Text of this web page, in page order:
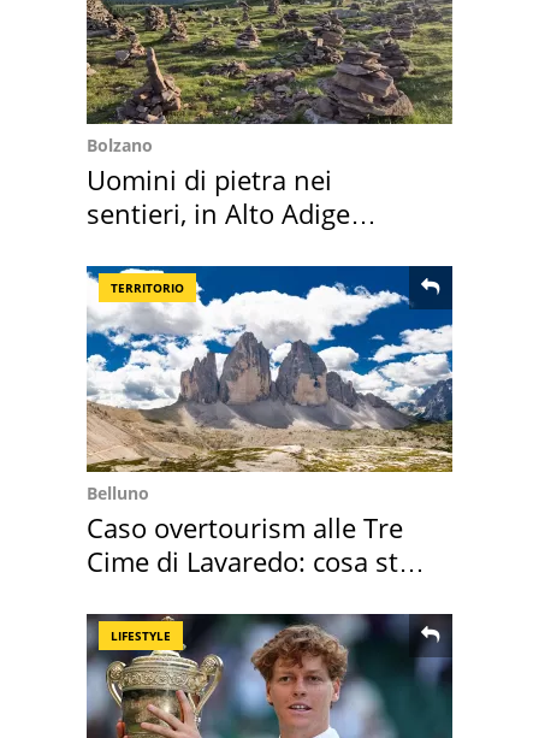
Bolzano
Uomini di pietra nei
sentieri, in Alto Adige
TERRITORIO
Belluno
Caso overtourism alle Tre
Cime di Lavaredo: cosa sta
LIFESTYLE